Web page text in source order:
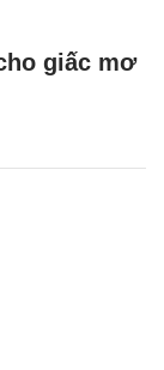
giấc mơ